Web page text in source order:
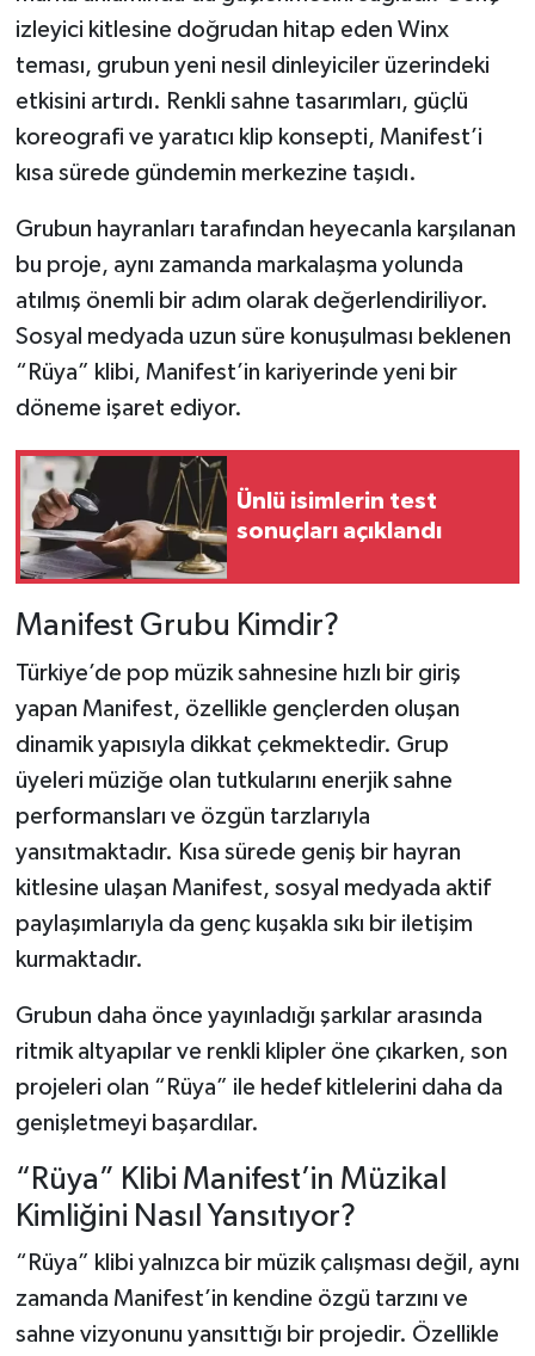
izleyici kitlesine doğrudan hitap eden Winx
teması, grubun yeni nesil dinleyiciler üzerindeki
etkisini artırdı. Renkli sahne tasarımları, güçlü
koreografi ve yaratıcı klip konsepti, Manifest’i
kısa sürede gündemin merkezine taşıdı.
Grubun hayranları tarafından heyecanla karşılanan
bu proje, aynı zamanda markalaşma yolunda
atılmış önemli bir adım olarak değerlendiriliyor.
Sosyal medyada uzun süre konuşulması beklenen
“Rüya” klibi, Manifest’in kariyerinde yeni bir
döneme işaret ediyor.
Ünlü isimlerin test
sonuçları açıklandı
Manifest Grubu Kimdir?
Türkiye’de pop müzik sahnesine hızlı bir giriş
yapan Manifest, özellikle gençlerden oluşan
dinamik yapısıyla dikkat çekmektedir. Grup
üyeleri müziğe olan tutkularını enerjik sahne
performansları ve özgün tarzlarıyla
yansıtmaktadır. Kısa sürede geniş bir hayran
kitlesine ulaşan Manifest, sosyal medyada aktif
paylaşımlarıyla da genç kuşakla sıkı bir iletişim
kurmaktadır.
Grubun daha önce yayınladığı şarkılar arasında
ritmik altyapılar ve renkli klipler öne çıkarken, son
projeleri olan “Rüya” ile hedef kitlelerini daha da
genişletmeyi başardılar.
“Rüya” Klibi Manifest’in Müzikal
Kimliğini Nasıl Yansıtıyor?
“Rüya” klibi yalnızca bir müzik çalışması değil, aynı
zamanda Manifest’in kendine özgü tarzını ve
sahne vizyonunu yansıttığı bir projedir. Özellikle